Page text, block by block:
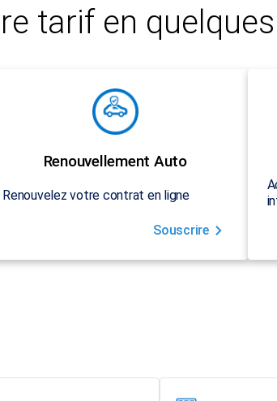
tarif en
Renouvellement Auto
Renouvelez votre contrat en ligne
Souscrire